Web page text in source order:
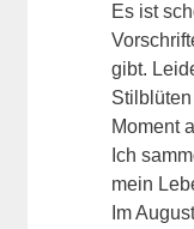
Es ist
gibt.
Moment
Ich
mein
Im